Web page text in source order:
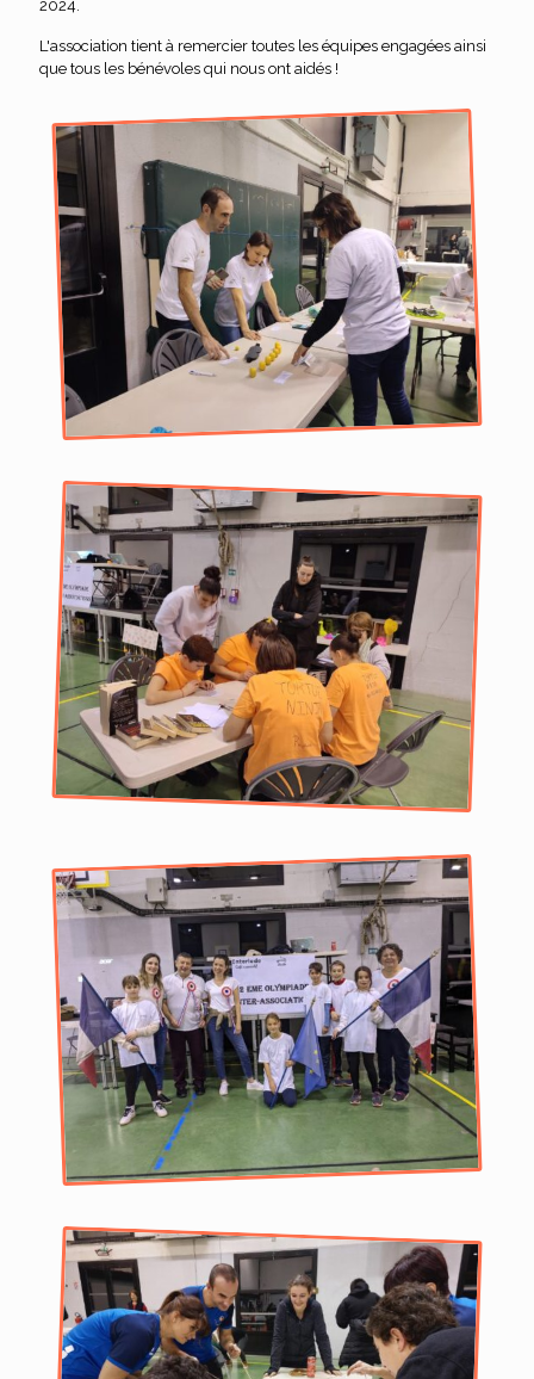
2024.
L'association tient à remercier toutes les équipes engagées ainsi
que tous les bénévoles qui nous ont aidés !